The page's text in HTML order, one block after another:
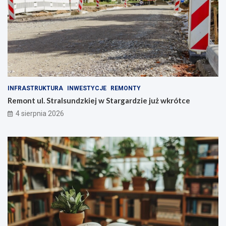
a
t
u
S
t
a
r
g
r
d
z
e
g
o
INFRASTRUKTURA INWESTYCJE REMONTY
Remont ul. Stralsundzkiej w Stargardzie już wkrótce
4 sierpnia 2026